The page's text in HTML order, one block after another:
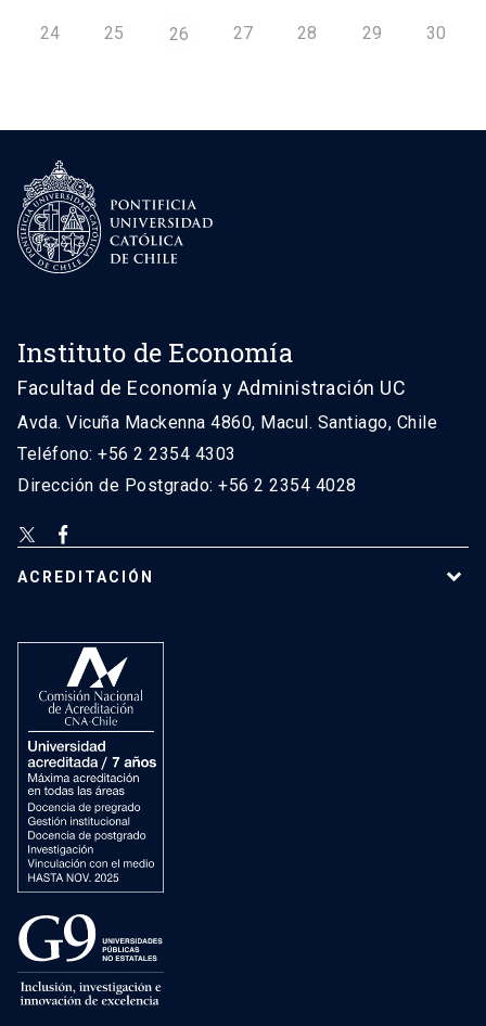
24 25 26 27 28 29 30
Instituto de Economía
Facultad de Economía y Administración UC
Avda. Vicuña Mackenna 4860, Macul. Santiago, Chile
Teléfono: +56 2 2354 4303
Dirección de Postgrado: +56 2 2354 4028
ACREDITACIÓN